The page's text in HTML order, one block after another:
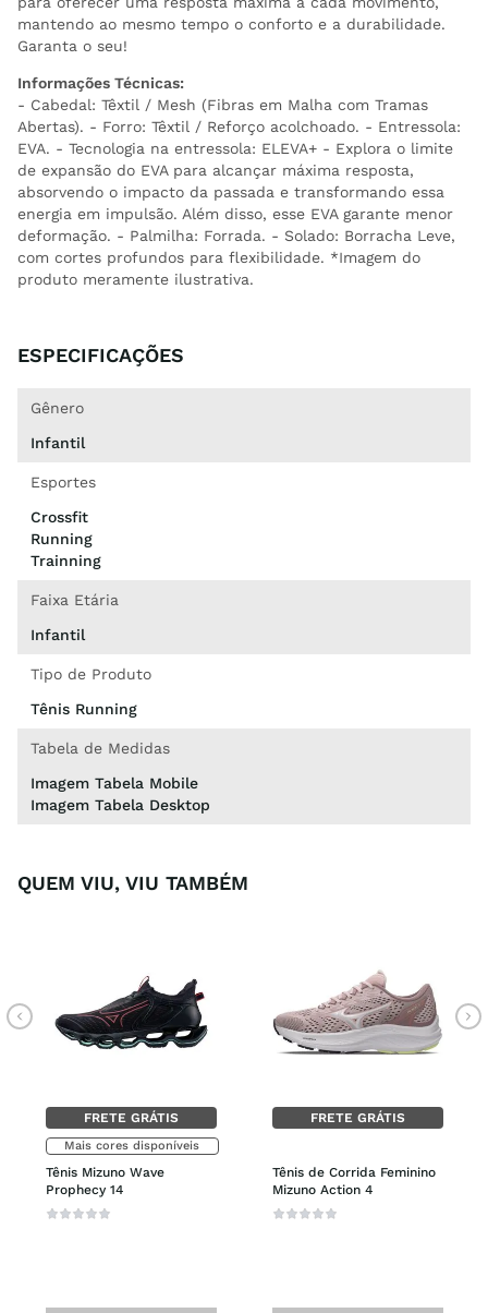
mantendo ao mesmo tempo o conforto e a durabilidade.
Garanta o seu!
Informações Técnicas:
- Cabedal: Têxtil / Mesh (Fibras em Malha com Tramas
Abertas). - Forro: Têxtil / Reforço acolchoado. - Entressola:
EVA. - Tecnologia na entressola: ELEVA+ - Explora o limite
de expansão do EVA para alcançar máxima resposta,
absorvendo o impacto da passada e transformando essa
energia em impulsão. Além disso, esse EVA garante menor
deformação. - Palmilha: Forrada. - Solado: Borracha Leve,
com cortes profundos para flexibilidade. *Imagem do
produto meramente ilustrativa.
ESPECIFICAÇÕES
Gênero
Infantil
Esportes
Crossfit
Running
Trainning
Faixa Etária
Infantil
Tipo de Produto
Tênis Running
Tabela de Medidas
Imagem Tabela Mobile
Imagem Tabela Desktop
QUEM VIU, VIU TAMBÉM
FRETE GRÁTIS
Mais cores disponíveis
Tênis Mizuno Wave
Prophecy 14
FRETE GRÁTIS
Tênis de Corrida Feminino
Mizuno Action 4